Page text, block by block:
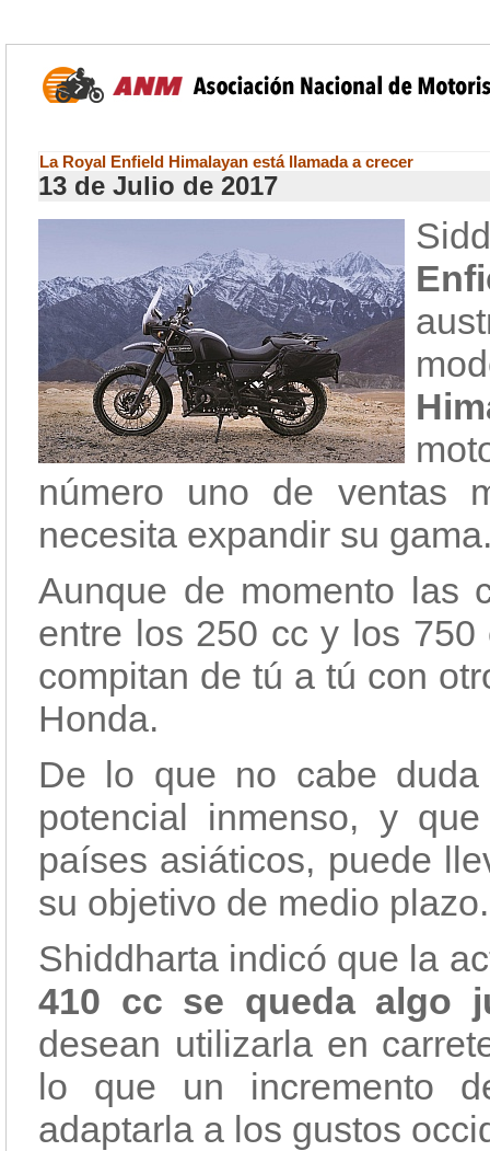
La Royal Enfield Himalayan está llamada a crecer
13 de Julio de 2017
número uno de ventas
necesita expandir su
Aunque de momento las
entre los 250 cc y los
compitan de tú a tú con
Honda.
De lo que no cabe
potencial inmenso, y
países asiáticos, puede
su objetivo de medio plazo.
Shiddharta indicó que la
410 cc se queda algo
desean utilizarla en
lo que un incremento
adaptarla a los gustos